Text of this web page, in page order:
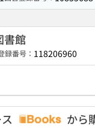
書館
録番号： 118206960
から